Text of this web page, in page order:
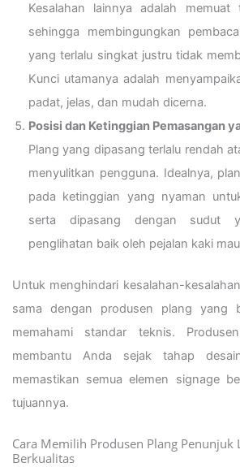
Kesalahan lainnya adalah memuat
sehingga membingungkan
yang terlalu singkat justru tidak
Kunci utamanya adalah
padat, jelas, dan mudah dicerna.
Posisi dan Ketinggian Pemasangan
Plang yang dipasang terlalu rendah
menyulitkan pengguna. Idealnya,
pada ketinggian yang nyaman
serta dipasang dengan sudut
penglihatan baik oleh pejalan kaki
Untuk menghindari kesalahan-
sama dengan produsen plang yang
memahami standar teknis.
membantu Anda sejak tahap
memastikan semua elemen signage
tujuannya.
Cara Memilih Produsen Plang Penunjuk
Berkualitas